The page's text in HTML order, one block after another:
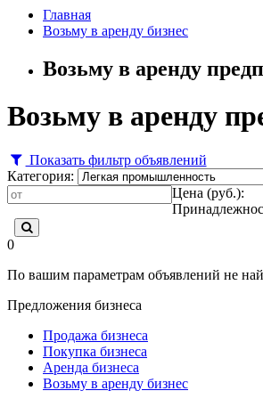
Главная
Возьму в аренду бизнес
Возьму в аренду
Возьму в аренду
Показать фильтр объявлений
Категория:
Цена (руб.):
0
По вашим параметрам объявлений не
Предложения бизнеса
Продажа бизнеса
Покупка бизнеса
Аренда бизнеса
Возьму в аренду бизнес